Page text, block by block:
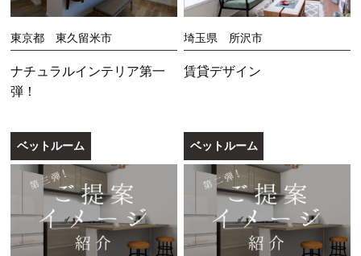
東京都 東久留米市
ナチュラルインテリア第一
弾！
埼玉県 所沢市
賃貸デザイン
ベットルーム ベットルーム